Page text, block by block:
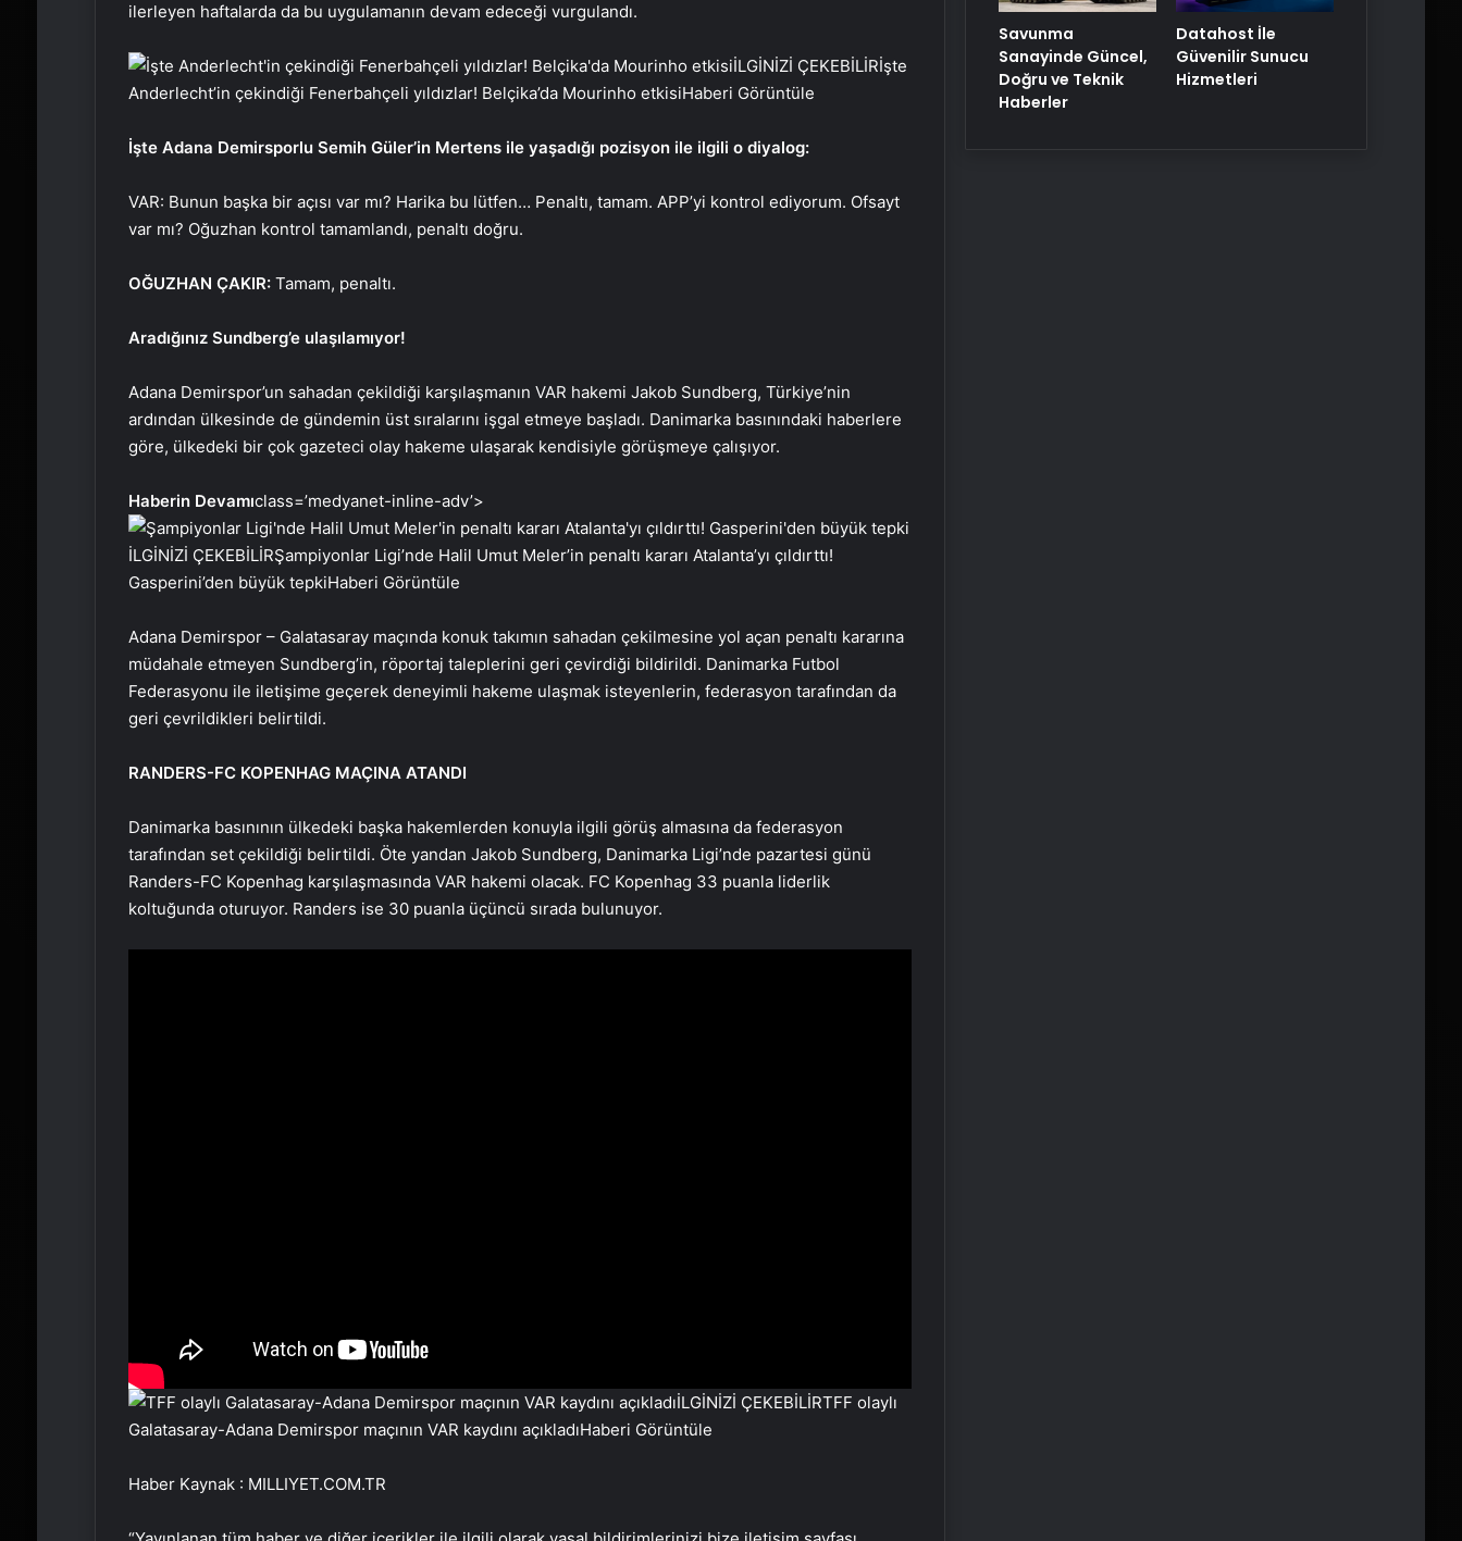
ilerleyen haftalarda da bu uygulamanın devam edeceği vurgulandı.
İLGİNİZİ ÇEKEBİLİRİşte
Anderlecht’in çekindiği Fenerbahçeli yıldızlar! Belçika’da Mourinho etkisiHaberi Görüntüle
İşte Adana Demirsporlu Semih Güler’in Mertens ile yaşadığı pozisyon ile ilgili o diyalog:
VAR: Bunun başka bir açısı var mı? Harika bu lütfen… Penaltı, tamam. APP’yi kontrol ediyorum. Ofsayt
var mı? Oğuzhan kontrol tamamlandı, penaltı doğru.
OĞUZHAN ÇAKIR:Tamam, penaltı.
Aradığınız Sundberg’e ulaşılamıyor!
Adana Demirspor’un sahadan çekildiği karşılaşmanın VAR hakemi Jakob Sundberg, Türkiye’nin
ardından ülkesinde de gündemin üst sıralarını işgal etmeye başladı. Danimarka basınındaki haberlere
göre, ülkedeki bir çok gazeteci olay hakeme ulaşarak kendisiyle görüşmeye çalışıyor.
Haberin Devamıclass=’medyanet-inline-adv’>
İLGİNİZİ ÇEKEBİLİRŞampiyonlar Ligi’nde Halil Umut Meler’in penaltı kararı Atalanta’yı çıldırttı!
Gasperini’den büyük tepkiHaberi Görüntüle
Adana Demirspor – Galatasaray maçında konuk takımın sahadan çekilmesine yol açan penaltı kararına
müdahale etmeyen Sundberg’in, röportaj taleplerini geri çevirdiği bildirildi. Danimarka Futbol
Federasyonu ile iletişime geçerek deneyimli hakeme ulaşmak isteyenlerin, federasyon tarafından da
geri çevrildikleri belirtildi.
RANDERS-FC KOPENHAG MAÇINA ATANDI
Danimarka basınının ülkedeki başka hakemlerden konuyla ilgili görüş almasına da federasyon
tarafından set çekildiği belirtildi. Öte yandan Jakob Sundberg, Danimarka Ligi’nde pazartesi günü
Randers-FC Kopenhag karşılaşmasında VAR hakemi olacak. FC Kopenhag 33 puanla liderlik
koltuğunda oturuyor. Randers ise 30 puanla üçüncü sırada bulunuyor.
İLGİNİZİ ÇEKEBİLİRTFF olaylı
Galatasaray-Adana Demirspor maçının VAR kaydını açıkladıHaberi Görüntüle
Haber Kaynak : MILLIYET.COM.TR
Dışişleri Sözcüsü Keçeli: Kıbrıs Özel
Temsilcisi kararı AB’nin iç meselesi
Savunma
Sanayinde Güncel,
Doğru ve Teknik
Haberler
Datahost İle
Güvenilir Sunucu
Hizmetleri